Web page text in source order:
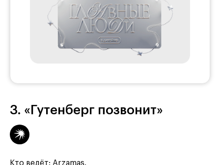
3. «Гутенберг позвонит»
Кто ведёт: Arzamas.